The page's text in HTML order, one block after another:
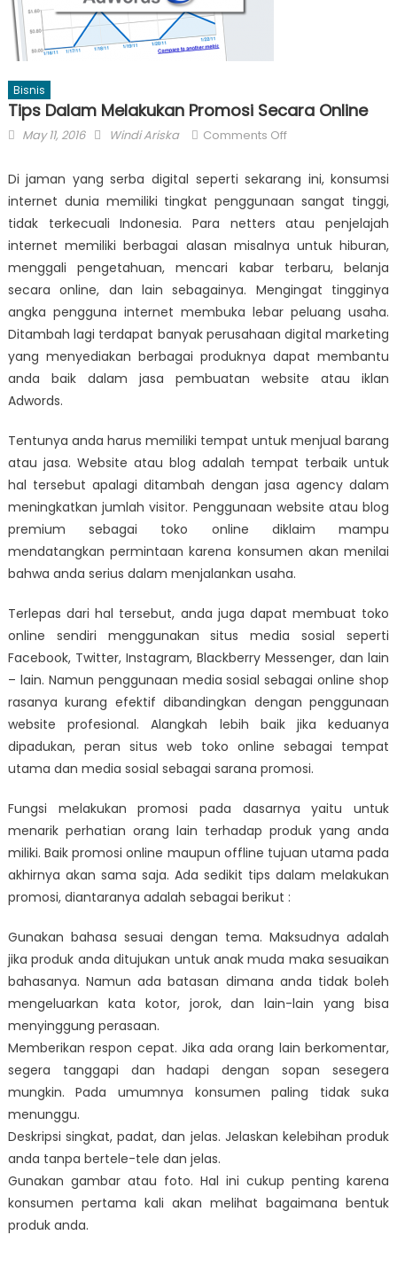
Bisnis
Tips Dalam Melakukan Promosi Secara Online
Posted
May 11, 2016 Author
Windi Ariska Comments Offon
Dalam
Melakukan
Promosi
Secara
Online
Di jaman yang serba digital seperti sekarang ini, konsumsi
internet dunia memiliki tingkat penggunaan sangat tinggi,
tidak terkecuali Indonesia. Para netters atau penjelajah
internet memiliki berbagai alasan misalnya untuk hiburan,
menggali pengetahuan, mencari kabar terbaru, belanja
secara online, dan lain sebagainya. Mengingat tingginya
angka pengguna internet membuka lebar peluang usaha.
Ditambah lagi terdapat banyak perusahaan digital marketing
yang menyediakan berbagai produknya dapat membantu
anda baik dalam jasa pembuatan website atau iklan
Adwords.
Tentunya anda harus memiliki tempat untuk menjual barang
atau jasa. Website atau blog adalah tempat terbaik untuk
hal tersebut apalagi ditambah dengan jasa agency dalam
meningkatkan jumlah visitor. Penggunaan website atau blog
premium sebagai toko online diklaim mampu
mendatangkan permintaan karena konsumen akan menilai
bahwa anda serius dalam menjalankan usaha.
Terlepas dari hal tersebut, anda juga dapat membuat toko
online sendiri menggunakan situs media sosial seperti
Facebook, Twitter, Instagram, Blackberry Messenger, dan lain
– lain. Namun penggunaan media sosial sebagai online shop
rasanya kurang efektif dibandingkan dengan penggunaan
website profesional. Alangkah lebih baik jika keduanya
dipadukan, peran situs web toko online sebagai tempat
utama dan media sosial sebagai sarana promosi.
Fungsi melakukan promosi pada dasarnya yaitu untuk
menarik perhatian orang lain terhadap produk yang anda
miliki. Baik promosi online maupun offline tujuan utama pada
akhirnya akan sama saja. Ada sedikit tips dalam melakukan
promosi, diantaranya adalah sebagai berikut :
Gunakan bahasa sesuai dengan tema. Maksudnya adalah
jika produk anda ditujukan untuk anak muda maka sesuaikan
bahasanya. Namun ada batasan dimana anda tidak boleh
mengeluarkan kata kotor, jorok, dan lain-lain yang bisa
menyinggung perasaan.
Memberikan respon cepat. Jika ada orang lain berkomentar,
segera tanggapi dan hadapi dengan sopan sesegera
mungkin. Pada umumnya konsumen paling tidak suka
menunggu.
Deskripsi singkat, padat, dan jelas. Jelaskan kelebihan produk
anda tanpa bertele-tele dan jelas.
Gunakan gambar atau foto. Hal ini cukup penting karena
konsumen pertama kali akan melihat bagaimana bentuk
produk anda.